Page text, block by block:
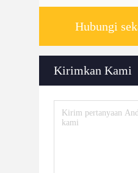
Hubungi
Kirimkan Kami